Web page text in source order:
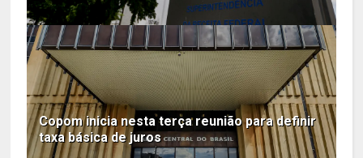
Copom inicia nesta terça reunião para definir
taxa básica de juros